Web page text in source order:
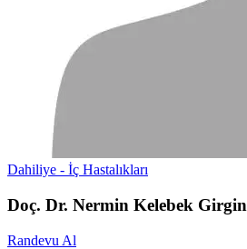
Dahiliye - İç Hastalıkları
Doç. Dr. Nermin Kelebek Girgin
Randevu Al